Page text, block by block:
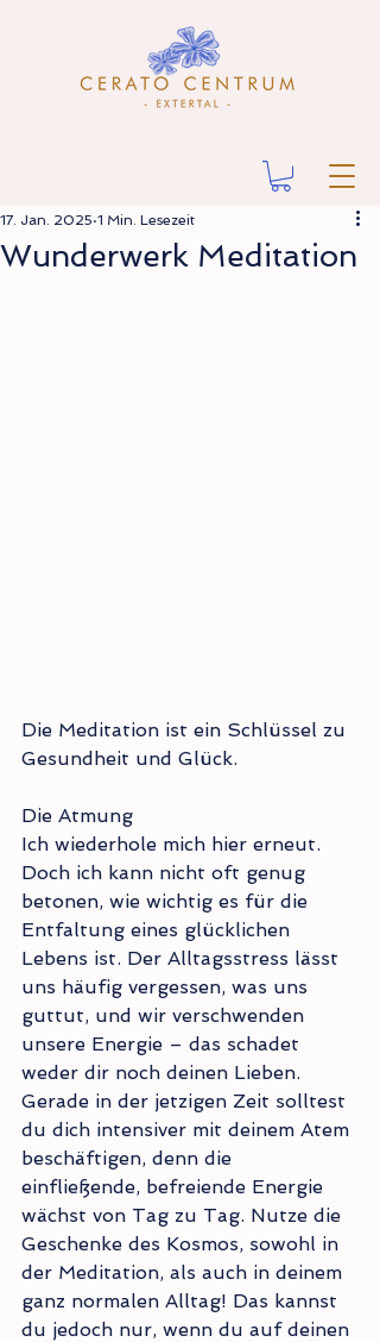
Wunderwerk Meditation
17. Jan. 2025 1 Min. Lesezeit
Die Meditation ist ein Schlüssel zu
Gesundheit und Glück.
Die Atmung
Ich wiederhole mich hier erneut.
Doch ich kann nicht oft genug
betonen, wie wichtig es für die
Entfaltung eines glücklichen
Lebens ist. Der Alltagsstress lässt
uns häufig vergessen, was uns
guttut, und wir verschwenden
unsere Energie – das schadet
weder dir noch deinen Lieben.
Gerade in der jetzigen Zeit solltest
du dich intensiver mit deinem Atem
beschäftigen, denn die
einfließende, befreiende Energie
wächst von Tag zu Tag. Nutze die
Geschenke des Kosmos, sowohl in
der Meditation, als auch in deinem
ganz normalen Alltag! Das kannst
du jedoch nur, wenn du auf deinen